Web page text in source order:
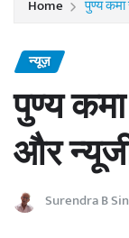
Home पुण्य
न्यूज़
पुण्य
और
Surendra B